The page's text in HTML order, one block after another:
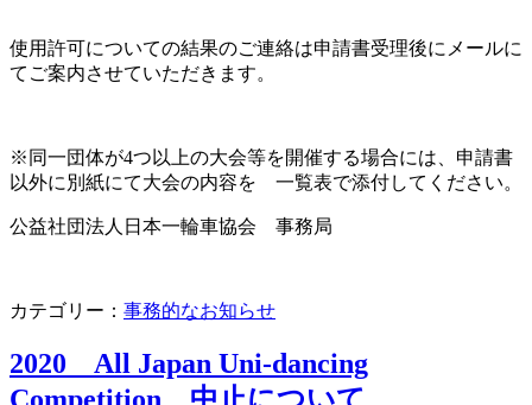
使用許可についての結果のご連絡は申請書受理後にメールに
てご案内させていただきます。
※同一団体が4つ以上の大会等を開催する場合には、申請書
以外に別紙にて大会の内容を 一覧表で添付してください。
公益社団法人日本一輪車協会 事務局
カテゴリー： 事務的なお知らせ
2020 All Japan Uni-dancing